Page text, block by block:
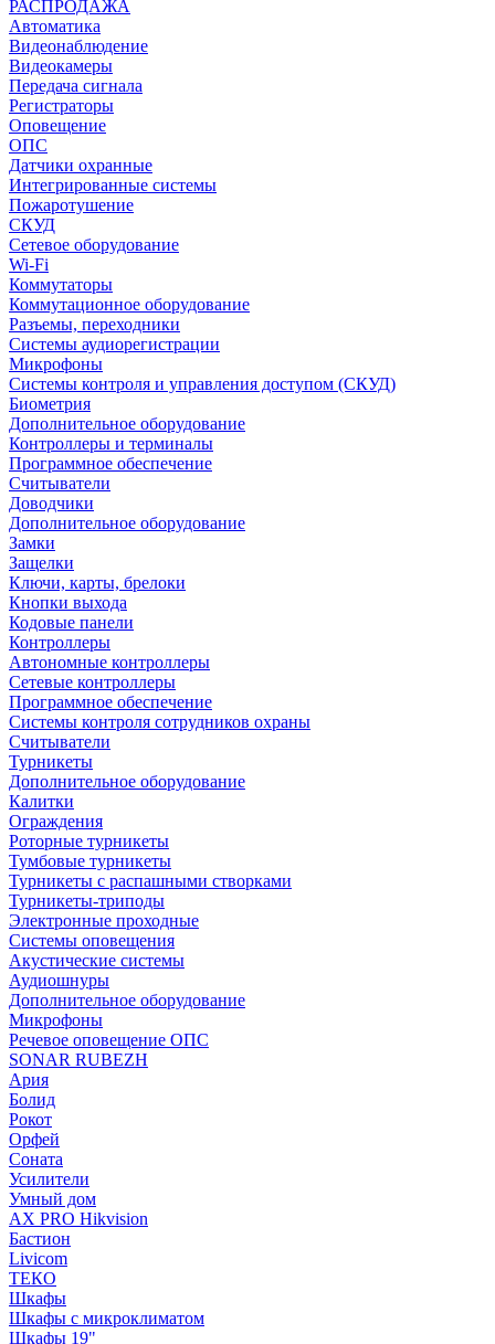
РАСПРОДАЖА
Автоматика
Видеонаблюдение
Видеокамеры
Передача сигнала
Регистраторы
Оповещение
ОПС
Датчики охранные
Интегрированные системы
Пожаротушение
СКУД
Сетевое оборудование
Wi-Fi
Коммутаторы
Коммутационное оборудование
Разъемы, переходники
Системы аудиорегистрации
Микрофоны
Системы контроля и управления доступом (СКУД)
Биометрия
Дополнительное оборудование
Контроллеры и терминалы
Программное обеспечение
Считыватели
Доводчики
Дополнительное оборудование
Замки
Защелки
Ключи, карты, брелоки
Кнопки выхода
Кодовые панели
Контроллеры
Автономные контроллеры
Сетевые контроллеры
Программное обеспечение
Системы контроля сотрудников охраны
Считыватели
Турникеты
Дополнительное оборудование
Калитки
Ограждения
Роторные турникеты
Тумбовые турникеты
Турникеты с распашными створками
Турникеты-триподы
Электронные проходные
Системы оповещения
Акустические системы
Аудиошнуры
Дополнительное оборудование
Микрофоны
Речевое оповещение ОПС
SONAR RUBEZH
Ария
Болид
Рокот
Орфей
Соната
Усилители
Умный дом
AX PRO Hikvision
Бастион
Livicom
ТЕКО
Шкафы
Шкафы с микроклиматом
Шкафы 19"